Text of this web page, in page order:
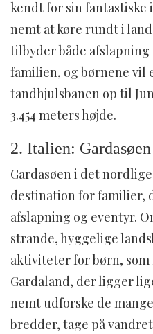
kendt for sin
nemt at køre rundt i
tilbyder både
familien, og børnene vil
tandhjulsbanen op til
3.454 meters højde.
2. Italien: Gardasøen
Gardasøen i det
destination for familier,
afslapning og eventyr.
strande, hyggelige
aktiviteter for børn,
Gardaland, der ligger
nemt udforske de
bredder, tage på